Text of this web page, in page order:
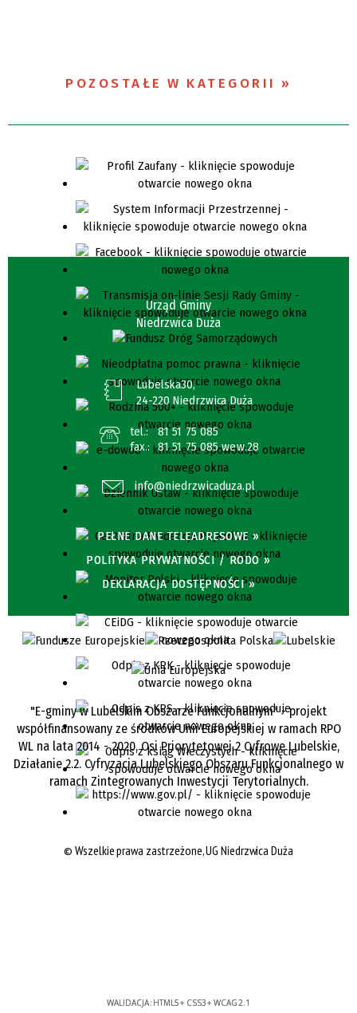
POZOSTAŁE W KATEGORII
Urząd Gminy
Niedrzwica Duża
Lubelska30,
24-220 Niedrzwica Duża
tel.:
81 51 75 085
fax.:
81 51 75 085 wew.28
info@niedrzwicaduza.pl
PEŁNE DANE TELEADRESOWE »
POLITYKA PRYWATNOŚCI / RODO »
DEKLARACJA DOSTĘPNOŚCI »
"E-gminy w Lubelskim Obszarze Funkcjonalnym" - projekt
współfinansowany ze środków Unii Europejskiej w ramach RPO
WL na lata 2014 - 2020, Osi Priorytetowej 2 Cyfrowe Lubelskie,
Działanie 2.2. Cyfryzacja Lubelskiego Obszaru Funkcjonalnego w
ramach Zintegrowanych Inwestycji Terytorialnych.
©Wszelkie prawa zastrzeżone, UG Niedrzwica Duża
WALIDACJA: HTML5+ CSS3+ WCAG 2.1